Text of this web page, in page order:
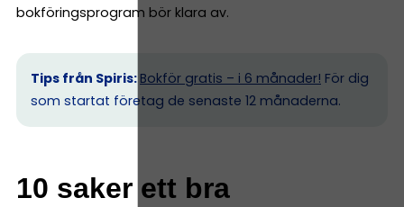
bokföringsprogram bör klara av.
Tips från Spiris: Bokför gratis – i 6 månader! För dig
som startat företag de senaste 12 månaderna.
10 saker ett bra